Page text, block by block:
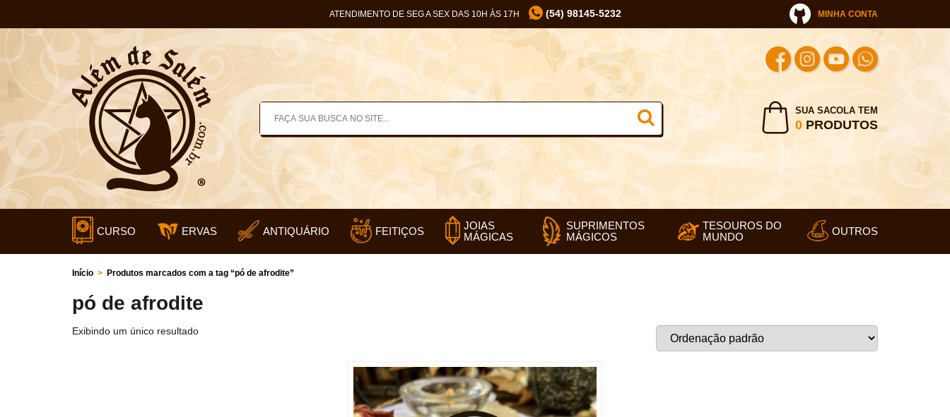
ATENDIMENTO DE SEG A SEX DAS 10H ÀS 17H (54) 98145-5232 MINHA CONTA
SUA SACOLA TEM
0PRODUTOS
CURSO ERVAS ANTIQUÁRIO FEITIÇOS
JOIAS
MÁGICAS
SUPRIMENTOS
MÁGICOS
TESOUROS DO
MUNDO
OUTROS
Início > Produtos marcados com a tag “pó de afrodite”
pó de afrodite
Exibindo um único resultado